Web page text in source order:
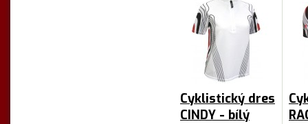
Cyklistický dres
CINDY - bílý